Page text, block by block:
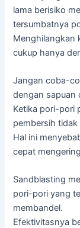
lama berisiko
tersumbatnya
Menghilangkan
cukup hanya
Jangan coba-
dengan sapuan
Ketika pori-pori
pembersih
Hal ini
cepat
Sandblasting
pori-pori yang
membandel.
Efektivitasnya